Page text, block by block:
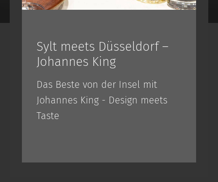
Sylt meets Düsseldorf –
Johannes King
Das Beste von der Insel mit
Johannes King - Design meets
Taste